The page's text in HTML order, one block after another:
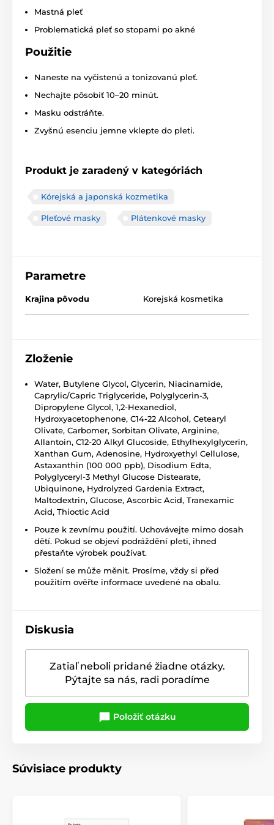
Mastná pleť
Problematická pleť so stopami po akné
Použitie
Naneste na vyčistenú a tonizovanú pleť.
Nechajte pôsobiť 10–20 minút.
Masku odstráňte.
Zvyšnú esenciu jemne vklepte do pleti.
Produkt je zaradený v kategóriách
Kórejská a japonská kozmetika
Pleťové masky Plátenkové masky
Parametre
Krajina pôvodu Korejská kosmetika
Zloženie
Water, Butylene Glycol, Glycerin, Niacinamide,
Caprylic/Capric Triglyceride, Polyglycerin-3,
Dipropylene Glycol, 1,2-Hexanediol,
Hydroxyacetophenone, C14-22 Alcohol, Cetearyl
Olivate, Carbomer, Sorbitan Olivate, Arginine,
Allantoin, C12-20 Alkyl Glucoside, Ethylhexylglycerin,
Xanthan Gum, Adenosine, Hydroxyethyl Cellulose,
Astaxanthin (100 000 ppb), Disodium Edta,
Polyglyceryl-3 Methyl Glucose Distearate,
Ubiquinone, Hydrolyzed Gardenia Extract,
Maltodextrin, Glucose, Ascorbic Acid, Tranexamic
Acid, Thioctic Acid
Pouze k zevnímu použití. Uchovávejte mimo dosah
dětí. Pokud se objeví podráždění pleti, ihned
přestaňte výrobek používat.
Složení se může měnit. Prosíme, vždy si před
použitím ověřte informace uvedené na obalu.
Diskusia
Zatiaľ neboli pridané žiadne otázky.
Pýtajte sa nás, radi poradíme
Položiť otázku
Súvisiace produkty